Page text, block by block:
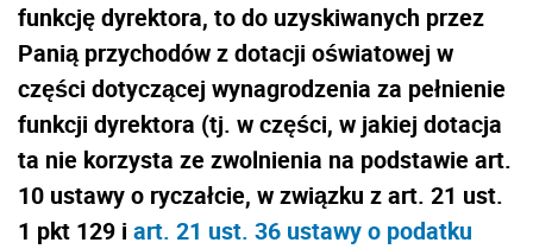
funkcję dyrektora, to do uzyskiwanych przez
Panią przychodów z dotacji oświatowej w
części dotyczącej wynagrodzenia za pełnienie
funkcji dyrektora (tj. w części, w jakiej dotacja
ta nie korzysta ze zwolnienia na podstawie art.
10 ustawy o ryczałcie, w związku z art. 21 ust.
1 pkt 129 i art. 21 ust. 36 ustawy o podatku